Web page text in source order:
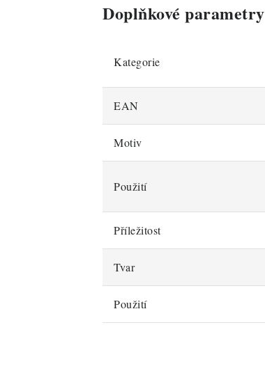
Doplňkové parametry
Kategorie
EAN
Motiv
Použití
Příležitost
Tvar
Použití